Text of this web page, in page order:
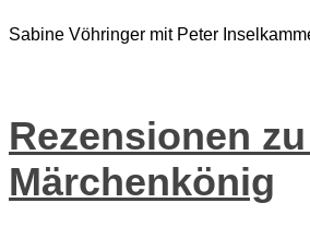
Sabine Vöhringer mit Peter
Rezensionen
Märchenkönig